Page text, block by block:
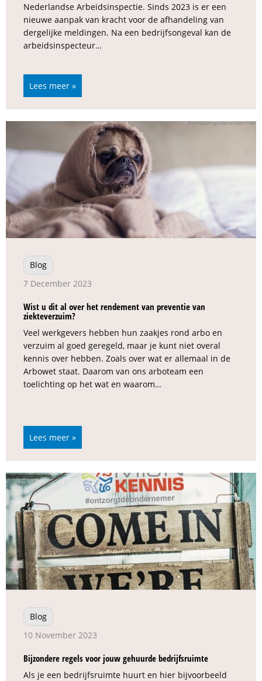
Nederlandse Arbeidsinspectie. Sinds 2023 is er een
nieuwe aanpak van kracht voor de afhandeling van
dergelijke meldingen. Na een bedrijfsongeval kan de
arbeidsinspecteur…
Lees meer »
Blog
7 December 2023
Wist u dit al over het rendement van preventie van
ziekteverzuim?
Veel werkgevers hebben hun zaakjes rond arbo en
verzuim al goed geregeld, maar je kunt niet overal
kennis over hebben. Zoals over wat er allemaal in de
Arbowet staat. Daarom van ons arboteam een
toelichting op het wat en waarom…
Lees meer »
Blog
10 November 2023
Bijzondere regels voor jouw gehuurde bedrijfsruimte
Als je een bedrijfsruimte huurt en hier bijvoorbeeld